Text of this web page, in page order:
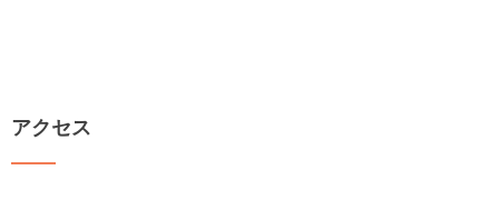
アクセス